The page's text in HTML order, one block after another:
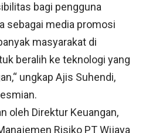
bagi pengguna
sebagai media promosi
masyarakat di
beralih ke teknologi yang
ungkap Ajis Suhendi,
oleh Direktur Keuangan,
Risiko PT Wijaya